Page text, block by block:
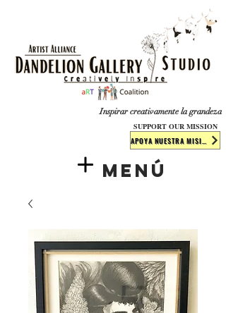
​​​Inspirar creativamente la grandeza
Menú
SUPPORT OUR MISSION